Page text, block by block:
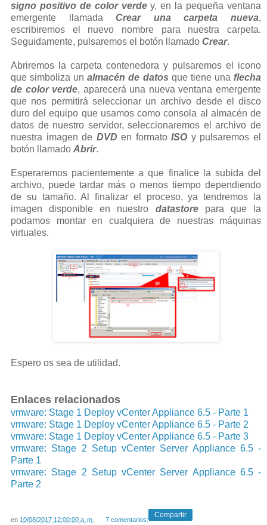
signo positivo de color verdey, en la pequeña ventana
emergente llamadaCrear una carpeta nueva,
escribiremos el nuevo nombre para nuestra carpeta.
Seguidamente, pulsaremos el botón llamado Crear.
Abriremos la carpeta contenedora y pulsaremos el icono
que simboliza unalmacén de datos que tiene unaflecha
de color verde, aparecerá una nueva ventana emergente
que nos permitirá seleccionar un archivo desde el disco
duro del equipo que usamos como consola al almacén de
datos de nuestro servidor, seleccionaremos el archivo de
nuestra imagen de DVDen formatoISOy pulsaremos el
botón llamado Abrir.
Esperaremos pacientemente a que finalice la subida del
archivo, puede tardar más o menos tiempo dependiendo
de su tamaño. Al finalizar el proceso, ya tendremos la
imagen disponible en nuestro datastore para que la
podamos montar en cualquiera de nuestras máquinas
virtuales.
Espero os sea de utilidad.
Enlaces relacionados
vmware: Stage 1 Deploy vCenter Appliance 6.5 - Parte 1
vmware: Stage 1 Deploy vCenter Appliance 6.5 - Parte 2
vmware: Stage 1 Deploy vCenter Appliance 6.5 - Parte 3
vmware: Stage 2 Setup vCenter Server Appliance 6.5 -
Parte 1
vmware: Stage 2 Setup vCenter Server Appliance 6.5 -
Parte 2
en 10/08/2017 12:00:00 a. m. 7 comentarios:
Compartir